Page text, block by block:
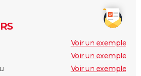
Voir un exemple
Voir un exemple
Voir un exemple